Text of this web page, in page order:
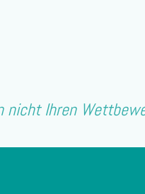
nicht Ihren